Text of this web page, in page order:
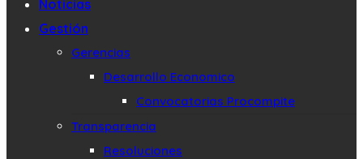
Noticias
Gestión
Gerencias
Desarrollo Economico
Convocatorias Procompite
Transparencia
Resoluciones